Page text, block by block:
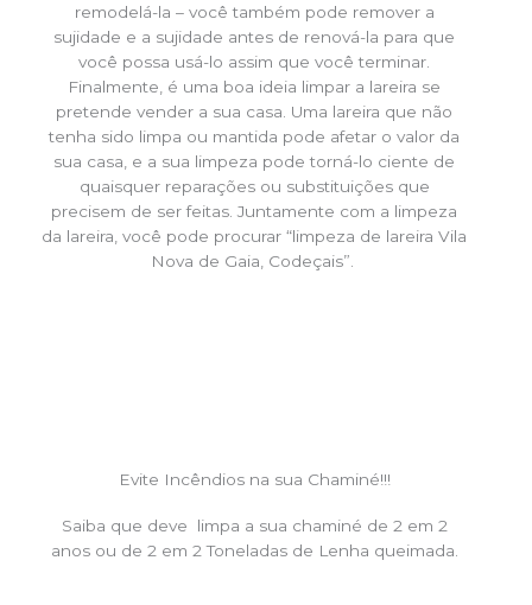
remodelá-la – você também pode remover a
sujidade e a sujidade antes de renová-la para que
você possa usá-lo assim que você terminar.
Finalmente, é uma boa ideia limpar a lareira se
pretende vender a sua casa. Uma lareira que não
tenha sido limpa ou mantida pode afetar o valor da
sua casa, e a sua limpeza pode torná-lo ciente de
quaisquer reparações ou substituições que
precisem de ser feitas. Juntamente com a limpeza
da lareira, você pode procurar “limpeza de lareira Vila
Nova de Gaia, Codeçais”.
Evite Incêndios na sua Chaminé!!!
Saiba que deve limpa a sua chaminé de 2 em 2
anos ou de 2 em 2 Toneladas de Lenha queimada.